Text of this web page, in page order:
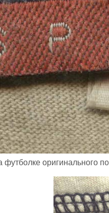
футболке оригинального